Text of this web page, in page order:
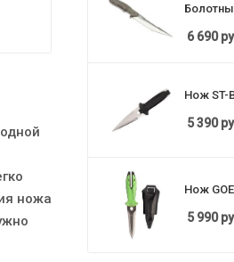
ножа
6 690
Нож ST-
5 390
Нож
5 990